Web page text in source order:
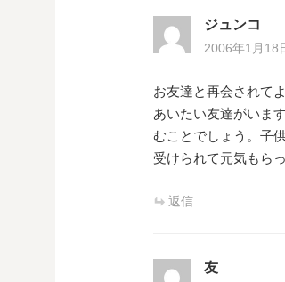
ー
シ
ョ
ン
ジュンコ
2006年1月18
お友達と再会されて
あいたい友達がいま
むことでしょう。子
受けられて元気もら
返信
友